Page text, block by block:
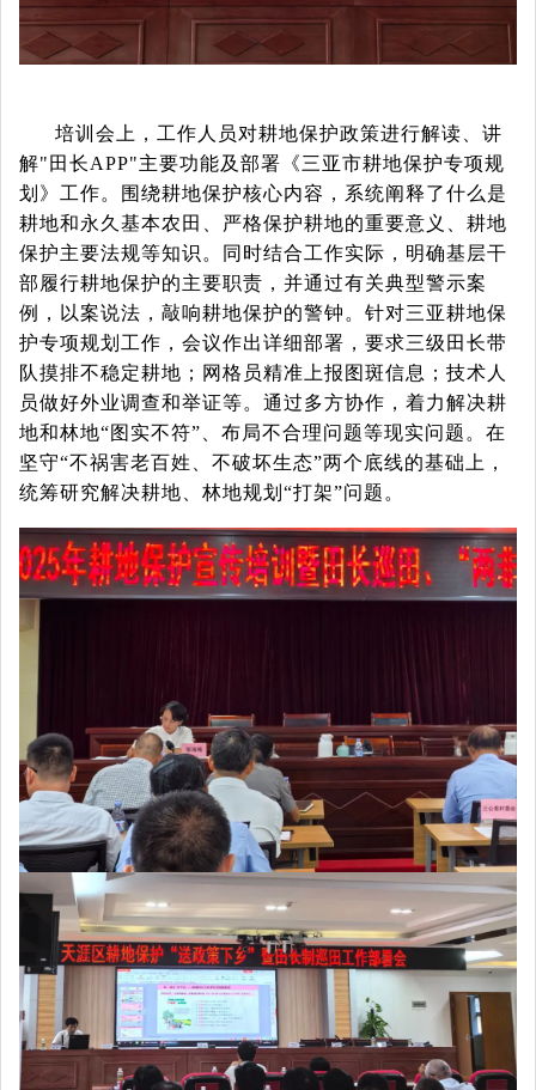
培训会上，工作人员对耕地保护政策进行解读、讲
解"田长APP"主要功能及部署《三亚市耕地保护专项规
划》工作。围绕耕地保护核心内容，系统阐释了什么是
耕地和永久基本农田、严格保护耕地的重要意义、耕地
保护主要法规等知识。同时结合工作实际，明确基层干
部履行耕地保护的主要职责，并通过有关典型警示案
例，以案说法，敲响耕地保护的警钟。针对三亚耕地保
护专项规划工作，会议作出详细部署，要求三级田长带
队摸排不稳定耕地；网格员精准上报图斑信息；技术人
员做好外业调查和举证等。通过多方协作，着力解决耕
地和林地“图实不符”、布局不合理问题等现实问题。在
坚守“不祸害老百姓、不破坏生态”两个底线的基础上，
统筹研究解决耕地、林地规划“打架”问题。